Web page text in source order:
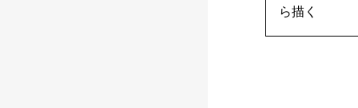
ら描く